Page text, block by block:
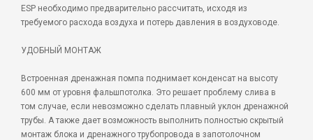
ESP необходимо предварительно рассчитать, исходя из
требуемого расхода воздуха и потерь давления в воздуховоде.
УДОБНЫЙ МОНТАЖ
Встроенная дренажная помпа поднимает конденсат на высоту
600 мм от уровня фальшпотолка. Это решает проблему слива в
том случае, если невозможно сделать плавный уклон дренажной
трубы. А также дает возможность выполнить полностью скрытый
монтаж блока и дренажного трубопровода в запотолочном